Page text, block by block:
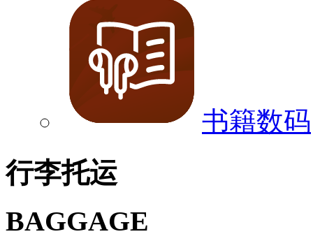
书籍数码
行李托运
BAGGAGE